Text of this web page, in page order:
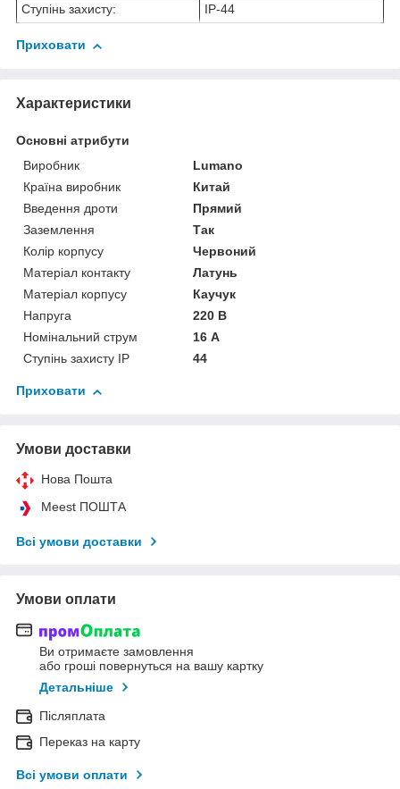
Ступінь захисту:
IP-44
Приховати
Характеристики
Основні атрибути
Виробник
Lumano
Країна виробник
Китай
Введення дроти
Прямий
Заземлення
Так
Колір корпусу
Червоний
Матеріал контакту
Латунь
Матеріал корпусу
Каучук
Напруга
220 В
Номінальний струм
16 А
Ступінь захисту IP
44
Приховати
Умови доставки
Нова Пошта
Meest ПОШТА
Всі умови доставки
Умови оплати
Ви отримаєте замовлення
або гроші повернуться на вашу картку
Детальніше
Післяплата
Переказ на карту
Всі умови оплати